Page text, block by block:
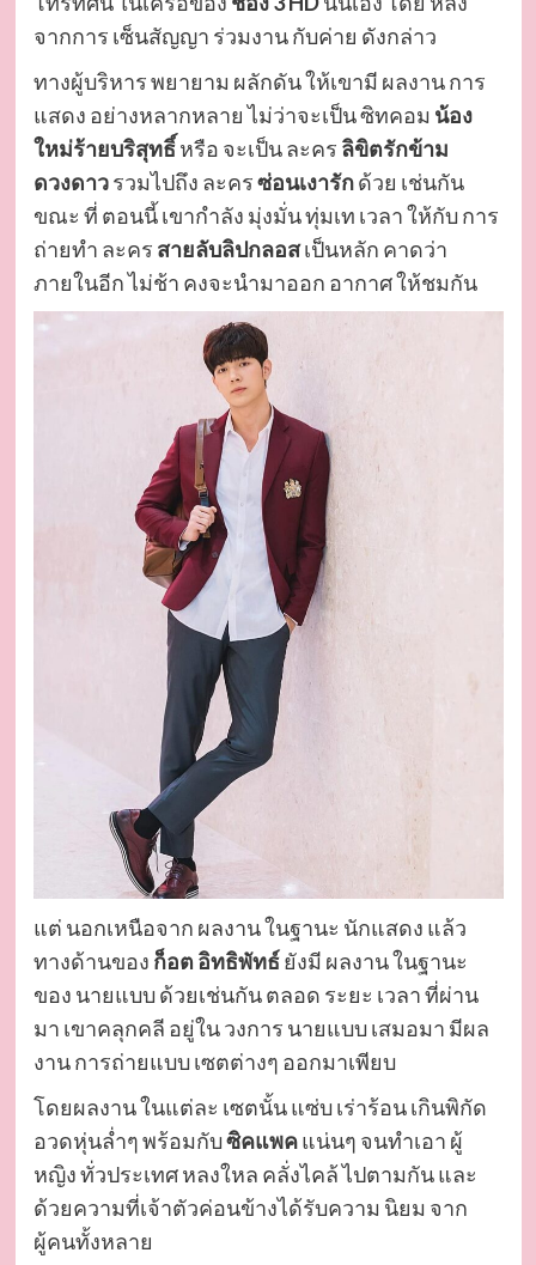
จากการ เซ็นสัญญา ร่วมงาน กับค่าย ดังกล่าว
ทางผู้บริหาร พยายาม ผลักดัน ให้เขามี ผลงาน การ
แสดง อย่างหลากหลาย ไม่ว่าจะเป็น ซิทคอม น้อง
ใหม่ร้ายบริสุทธิ์หรือ จะเป็น ละคร ลิขิตรักข้าม
ดวงดาวรวมไปถึง ละครซ่อนเงารักด้วย เช่นกัน
ขณะ ที่ ตอนนี้ เขากำลัง มุ่งมั่น ทุ่มเท เวลา ให้กับ การ
ถ่ายทำ ละคร สายลับลิปกลอสเป็นหลัก คาดว่า
ภายในอีก ไม่ช้า คงจะนำมาออก อากาศ ให้ชมกัน
แต่ นอกเหนือจาก ผลงาน ในฐานะ นักแสดง แล้ว
ทางด้านของ ก็อต อิทธิพัทธ์ยังมี ผลงาน ในฐานะ
ของ นายแบบ ด้วยเช่นกัน ตลอด ระยะ เวลา ที่ผ่าน
มา เขาคลุกคลี อยู่ใน วงการ นายแบบ เสมอมา มีผล
งาน การถ่ายแบบ เซตต่างๆ ออกมาเพียบ
โดยผลงาน ในแต่ละ เซตนั้น แซ่บ เร่าร้อน เกินพิกัด
อวดหุ่นล่ำๆ พร้อมกับซิคแพคแน่นๆ จนทำเอา ผู้
หญิง ทั่วประเทศ หลงใหล คลั่งไคล้ ไปตามกัน และ
ด้วยความที่เจ้าตัวค่อนข้างได้รับความ นิยม จาก
ผู้คนทั้งหลาย